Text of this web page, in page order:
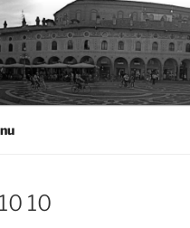
di Vigevano
10